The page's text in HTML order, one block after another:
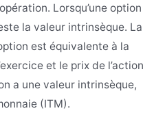
Lorsqu’une option
la valeur intrinsèque. La
est équivalente à la
et le prix de l’action
a une valeur intrinsèque,
(ITM).